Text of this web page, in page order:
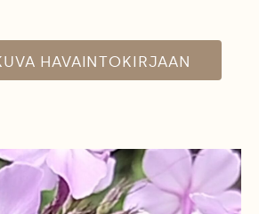
HAVAINTOKIRJAAN